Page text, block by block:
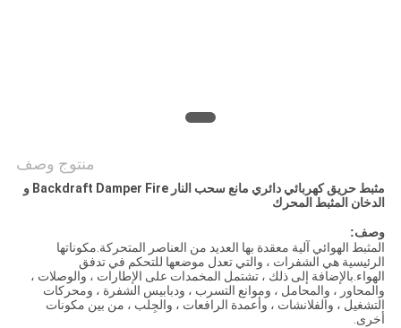
منتوج وصف
مثبط حريق كهربائي دائري مانع سحب النار Backdraft Damper Fire و
الدخان المثبط المحرك
وصف:
المثبط الهوائي آلية معقدة بها العديد من العناصر المتحركة.مكوناتها
الرئيسية هي الشفرات ، والتي تعدل موضعها للتحكم في تدفق
الهواء.بالإضافة إلى ذلك ، تشتمل المخمدات على الإطارات ، والوصلات ،
والمحاور ، والمحامل ، وموانع التسرب ، ودبابيس الشفرة ، ومحركات
التشغيل ، والفلانشات ، وأعمدة الرافعات ، والجِلب ، من بين مكونات
أخرى.